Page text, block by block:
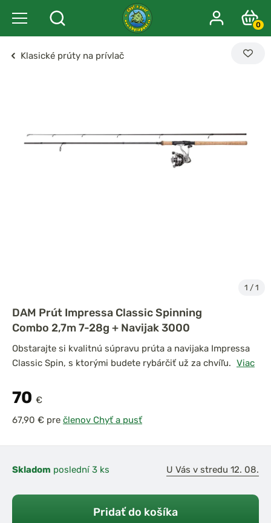
0
Klasické prúty na prívlač
1 / 1
DAM Prút Impressa Classic Spinning
Combo 2,7m 7-28g + Navijak 3000
Obstarajte si kvalitnú súpravu prúta a navijaka Impressa
Classic Spin, s ktorými budete rybárčiť už za chvíľu. Viac
70 €
pre členov Chyť a pusť
Skladom poslední 3 ks U Vás v stredu 12. 08.
Pridať do košíka